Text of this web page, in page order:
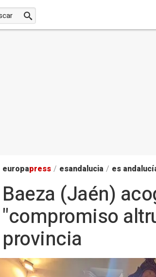
europapress / esandalucia / es
Baeza (Jaén)
"compromiso
provincia